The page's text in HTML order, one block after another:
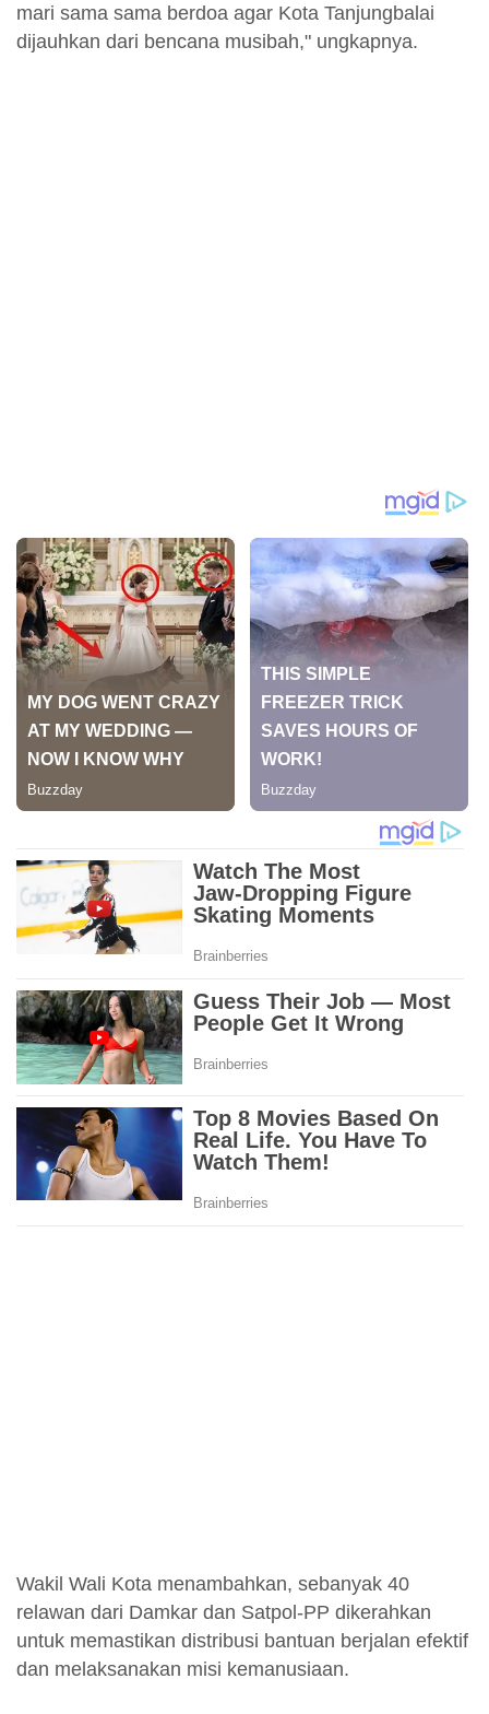
mari sama sama berdoa agar Kota Tanjungbalai
dijauhkan dari bencana musibah," ungkapnya.
Wakil Wali Kota menambahkan, sebanyak 40
relawan dari Damkar dan Satpol-PP dikerahkan
untuk memastikan distribusi bantuan berjalan efektif
dan melaksanakan misi kemanusiaan.